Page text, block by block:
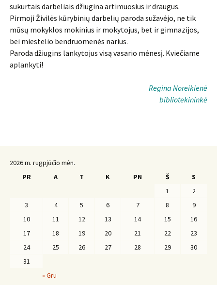
sukurtais darbeliais džiugina artimuosius ir draugus.
Pirmoji Živilės kūrybinių darbelių paroda sužavėjo, ne tik
mūsų mokyklos mokinius ir mokytojus, bet ir gimnazijos,
bei miestelio bendruomenės narius.
Paroda džiugins lankytojus visą vasario mėnesį. Kviečiame
aplankyti!
Regina Noreikienė
bibliotekininkė
2026 m. rugpjūčio mėn.
PR
A T K PN Š
S
1
2
3
4 5 6 7 8
9
10
11 12 13 14 15
16
17
18 19 20 21 22
23
24
25 26 27 28 29
30
31
« Gru